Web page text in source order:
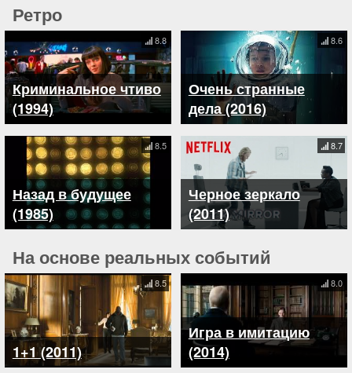
Ретро
Криминальное чтиво
(1994)
8.8
Очень странные
дела (2016)
8.6
Назад в будущее
(1985)
8.5
Черное зеркало
(2011)
8.7
На основе реальных событий
1+1 (2011)
8.5
Игра в имитацию
(2014)
8.0